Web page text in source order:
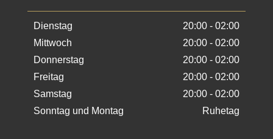
Dienstag
20:00 - 02:00
Mittwoch
20:00 - 02:00
Donnerstag
20:00 - 02:00
Freitag
20:00 - 02:00
Samstag
20:00 - 02:00
Sonntag und Montag
Ruhetag